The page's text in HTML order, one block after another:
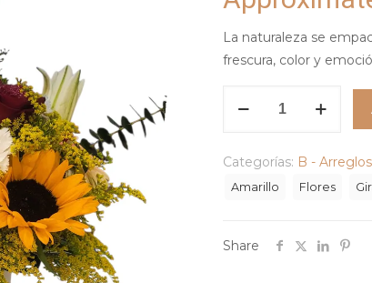
La naturaleza se
frescura, color y
Campo
cantidad
Categorías: B -
Amarillo Flores
Share